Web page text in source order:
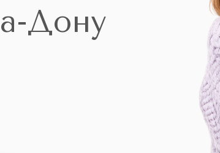
Дону